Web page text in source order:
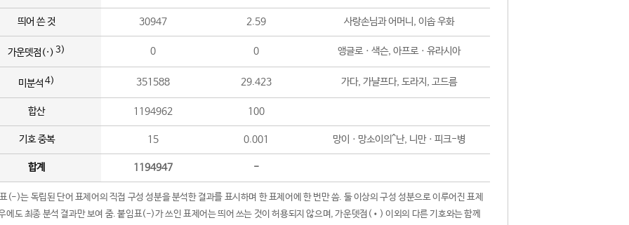
띄어 쓴 것 30947 2.59 사랑손님과 어머니, 이솝 우화
가운뎃점(·) 3) 0 0 앵글로ㆍ색슨, 아프로ㆍ유라시아
미분석 4) 351588 29.423 가다, 가냘프다, 도라지, 고드름
합산 1194962 100
기호 중복 15 0.001 망이ㆍ망소이의^난, 니만ㆍ피크-병
합계 1194947 -
(-)는 독립된 단어 표제어의 직접 구성 성분을 분석한 결과를 표시하며 한 표제어에 한 번만 씀. 둘 이상의 구성 성분으로 이루어진 표제
에도 최종 분석 결과만 보여 줌. 붙임표(-)가 쓰인 표제어는 띄어 쓰는 것이 허용되지 않으며, 가운뎃점(•) 이외의 다른 기호와는 함께